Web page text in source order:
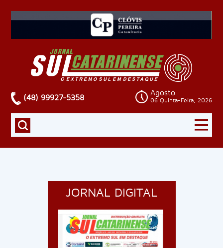
(48) 99927-5358
Agosto
06 Quinta-Feira, 2026
JORNAL DIGITAL